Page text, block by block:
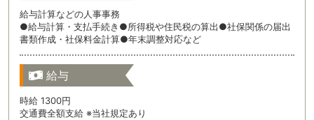
給与計算などの人事事務
●給与計算・支払手続き●所得税や住民税の算出●社保関係の届出
書類作成・社保料金計算●年末調整対応など
給与
時給 1300円
交通費全額支給 ※当社規定あり